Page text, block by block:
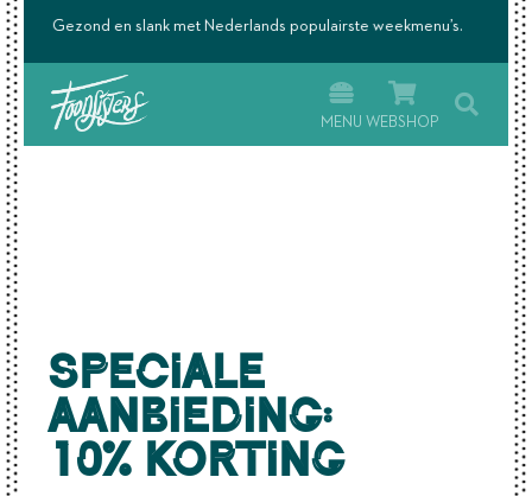
Afvallen én lekker eten wij maken het mogelijk.
MENU WEBSHOP
Speciale
aanbieding:
10% korting